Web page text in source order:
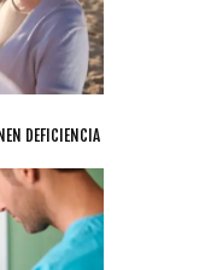
DEFICIENCIA